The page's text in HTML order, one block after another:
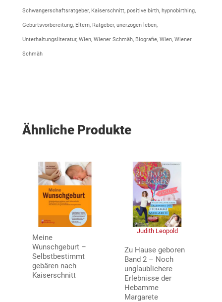
Schwangerschaftsratgeber, Kaiserschnitt, positive birth, hypnobirthing,
Geburtsvorbereitung, Eltern, Ratgeber, unerzogen leben,
Unterhaltungsliteratur, Wien, Wiener Schmäh, Biografie, Wien, Wiener
Schmäh
Ähnliche Produkte
Meine
Wunschgeburt –
Selbstbestimmt
gebären nach
Kaiserschnitt
Judith Leopold
Zu Hause geboren
Band 2 – Noch
unglaublichere
Erlebnisse der
Hebamme
Margarete